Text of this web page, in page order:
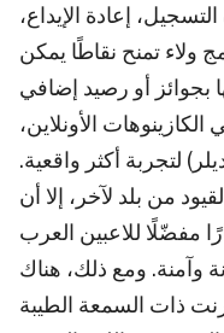
إعادة الإيداع،
ولاء تمنح نقاطًا يمكن
الأونلاين،
لتجربة أكثر واقعية.
من بلد لآخر، إلا أن
مفضّلًا للاعبين العرب
وآمنة. ومع ذلك، هناك
ذات السمعة الطيبة